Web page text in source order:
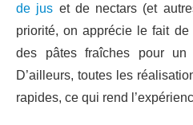
de jus et de nectars (et
priorité, on apprécie le fait
des pâtes fraîches pour
D’ailleurs, toutes les
rapides, ce qui rend